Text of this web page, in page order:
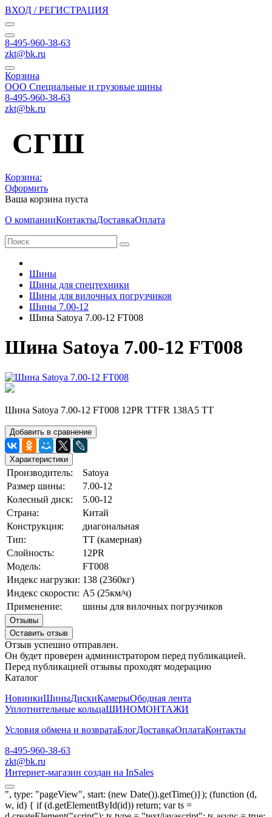
ВХОД / РЕГИСТРАЦИЯ
8-495-960-38-63
zkt@bk.ru
Корзина
ООО Специальные и грузовые шины
8-495-960-38-63
zkt@bk.ru
СГШ
Корзина:
Оформить
Ваша корзина пуста
О компанииКонтактыДоставкаОплата
Шины
Шины для спецтехники
Шины для вилочных погрузчиков
Шины 7.00-12
Шина Satoya 7.00-12 FT008
Шина Satoya 7.00-12 FT008
Шина Satoya 7.00-12 FT008 12PR TTFR 138A5 TT
Добавить в сравнение
Характеристики
Производитель:
Satoya
Размер шины:
7.00-12
Колесный диск:
5.00-12
Страна:
Китай
Конструкция:
диагональная
Тип:
ТТ (камерная)
Слойность:
12PR
Модель:
FT008
Индекс нагрузки: 138 (2360кг)
Индекс скорости: А5 (25км/ч)
Применение:
шины для вилочных погрузчиков
Отзывы
Оставить отзыв
Отзыв успешно отправлен.
Он будет проверен администратором перед публикацией.
Перед публикацией отзывы проходят модерацию
Каталог
НовинкиШиныДискиКамерыОбодная лента
Уплотнительные кольцаШИНОМОНТАЖИ
Условия обмена и возвратаБлогДоставкаОплатаКонтакты
8-495-960-38-63
zkt@bk.ru
Интернет-магазин создан на InSales
", type: "pageView", start: (new Date()).getTime()}); (function (d,
w, id) { if (d.getElementById(id)) return; var ts =